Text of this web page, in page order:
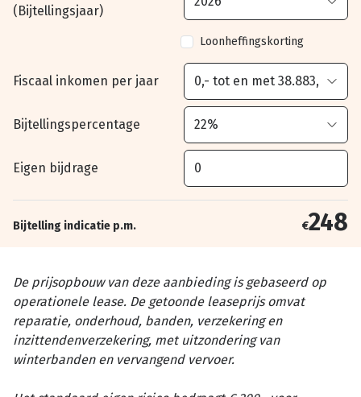
(Bijtellingsjaar)
Loonheffingskorting
Fiscaal inkomen per jaar
Bijtellingspercentage
Eigen bijdrage
Bijtelling indicatie p.m. €248
De prijsopbouw van deze aanbieding is gebaseerd op
operationele lease. De getoonde leaseprijs omvat
reparatie, onderhoud, banden, verzekering en
inzittendenverzekering, met uitzondering van
winterbanden en vervangend vervoer.